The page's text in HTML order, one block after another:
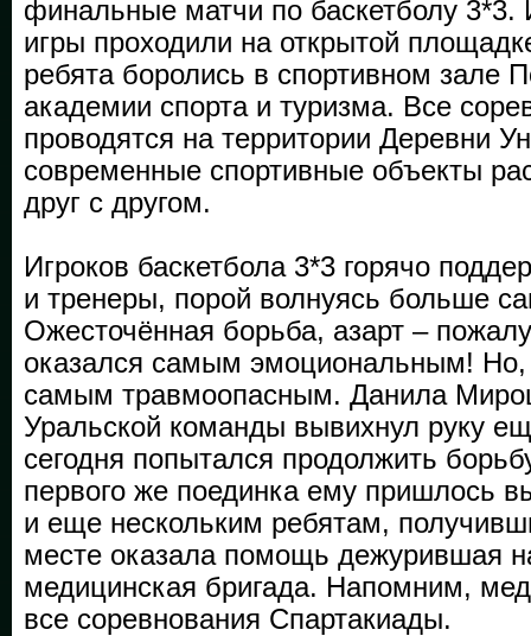
финальные матчи по баскетболу 3*3.
игры проходили на открытой
ребята боролись в спортивном зале
академии спорта и туризма. Все
проводятся на территории Деревни
современные спортивные объекты
друг с другом.
Игроков баскетбола 3*3 горячо
и тренеры, порой волнуясь больше
Ожесточённая борьба, азарт –
оказался самым эмоциональным!
самым травмоопасным. Данила
Уральской команды вывихнул руку
сегодня попытался продолжить
первого же поединка ему пришлось
и еще нескольким ребятам,
месте оказала помощь дежурившая
медицинская бригада. Напомним,
все соревнования Спартакиады.